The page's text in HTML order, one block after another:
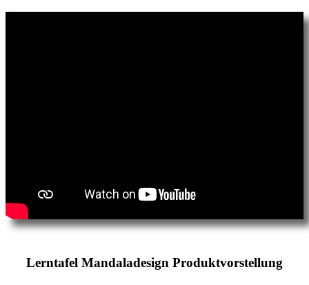
Lerntafel Mandaladesign Produktvorstellung